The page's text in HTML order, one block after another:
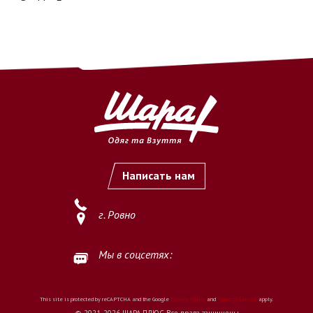
Написать нам
г. Ровно
Мы в соцсетях:
This site is protected by reCAPTCHA and the Google Privacy Policy and Terms of Service apply.